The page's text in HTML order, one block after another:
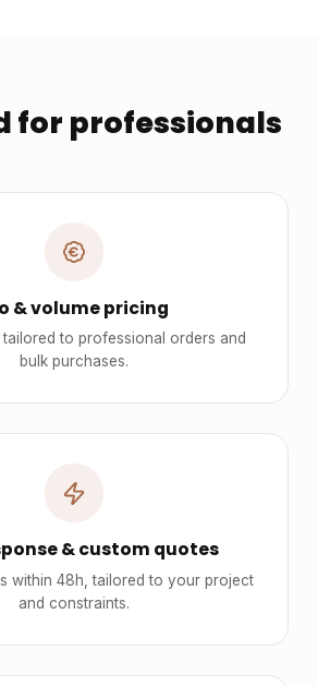
for professionals
& volume pricing
to professional orders and
bulk purchases.
& custom quotes
within 48h, tailored to your project
and constraints.